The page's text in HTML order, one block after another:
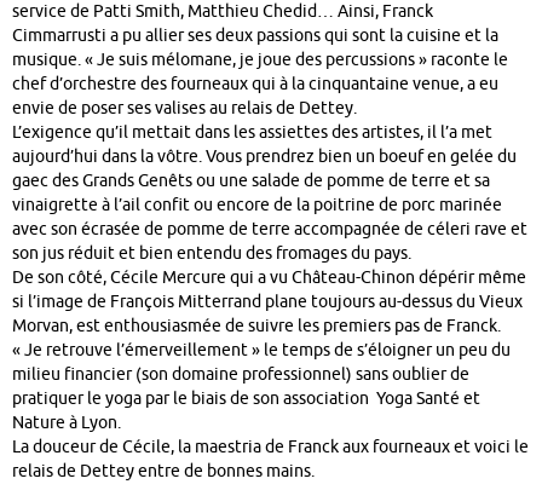
service de Patti Smith, Matthieu Chedid… Ainsi, Franck
Cimmarrusti a pu allier ses deux passions qui sont la cuisine et la
musique. « Je suis mélomane, je joue des percussions » raconte le
chef d’orchestre des fourneaux qui à la cinquantaine venue, a eu
envie de poser ses valises au relais de Dettey.
L’exigence qu’il mettait dans les assiettes des artistes, il l’a met
aujourd’hui dans la vôtre. Vous prendrez bien un boeuf en gelée du
gaec des Grands Genêts ou une salade de pomme de terre et sa
vinaigrette à l’ail confit ou encore de la poitrine de porc marinée
avec son écrasée de pomme de terre accompagnée de céleri rave et
son jus réduit et bien entendu des fromages du pays.
De son côté, Cécile Mercure qui a vu Château-Chinon dépérir même
si l’image de François Mitterrand plane toujours au-dessus du Vieux
Morvan, est enthousiasmée de suivre les premiers pas de Franck.
« Je retrouve l’émerveillement » le temps de s’éloigner un peu du
milieu financier (son domaine professionnel) sans oublier de
pratiquer le yoga par le biais de son association Yoga Santé et
Nature à Lyon.
La douceur de Cécile, la maestria de Franck aux fourneaux et voici le
relais de Dettey entre de bonnes mains.